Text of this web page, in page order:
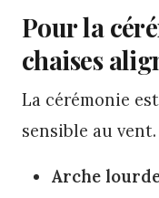
Pour la
chaises
La cérémonie
sensible au
Arche